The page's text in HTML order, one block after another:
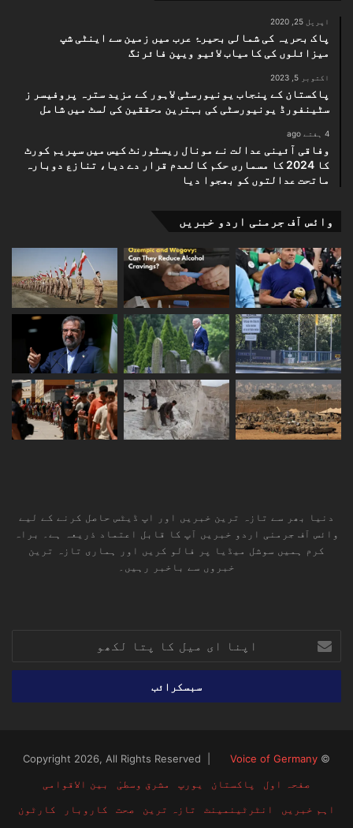
اپریل 25, 2020
پاک بحریہ کی شمالی بحیرۂ عرب میں زمین سے اینٹی شپ
میزائلوں کی کامیاب لائیو ویپن فائرنگ
اکتوبر 5, 2023
پاکستان کے پنجاب یونیورسٹی لاہور کے مزید سترہ پروفیسر ز
سٹینفورڈ یونیورسٹی کی بہترین محققین کی لسٹ میں شامل
4 ہفتے ago
وفاقی آئینی عدالت نے مونال ریسٹورنٹ کیس میں سپریم کورٹ
کا 2024 کا مسماری حکم کالعدم قرار دے دیا، تنازع دوبارہ
ماتحت عدالتوں کو بھجوا دیا
وائس آف جرمنی اردو خبریں
دنیا بھر سے تازہ ترین خبریں اور اپ ڈیٹس حاصل کرنے کے لیے
وائس آف جرمنی اردو خبریں آپ کا قابل اعتماد ذریعہ ہے۔ براہ
کرم ہمیں سوشل میڈیا پر فالو کریں اور ہماری تازہ ترین
خبروں سے باخبر رہیں۔
ای
میل
پتا
© Copyright 2026, All Rights Reserved |
Voice of Germany
صفحہ اول
پاکستان یورپ مشرق وسطیٰ
بین الاقوامی
اہم خبریں
انٹرٹینمینٹ تازہ ترین صحت کاروبار
کارٹون